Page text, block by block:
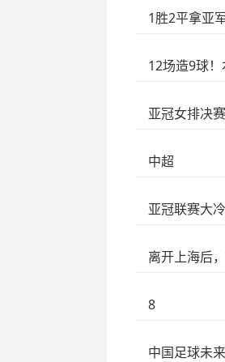
1胜2平拿亚
12场造9球
亚冠女排决
中超
亚冠联赛大
离开上海后
8
中国足球未